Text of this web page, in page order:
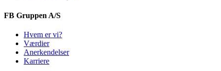
FB Gruppen A/S
Hvem er vi?
Værdier
Anerkendelser
Karriere